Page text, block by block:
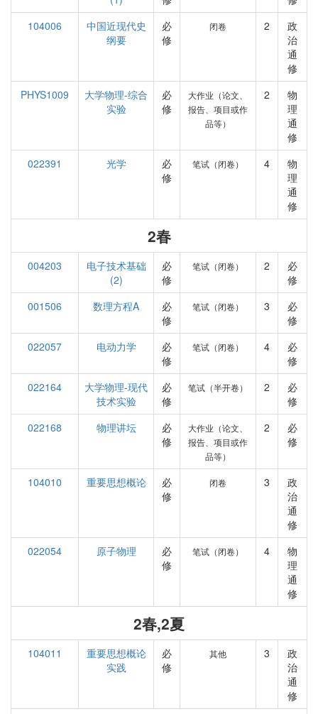
104006
中国近现代史
纲要
必
修
闭卷 2
政
治
通
修
PHYS1009
大学物理-综合
实验
必
修
大作业（论文、
报告、项目或作
品等）
2
物
理
通
修
022391
光学
必
修
笔试（闭卷） 4
物
理
通
修
2春
004203
电子技术基础
(2)
必
修
笔试（闭卷） 2
必
修
001506
数理方程A
必
修
笔试（闭卷） 3
必
修
022057
电动力学
必
修
笔试（闭卷） 4
必
修
022164
大学物理-现代
技术实验
必
修
笔试（半开卷） 2
必
修
022168
物理讲坛
必
修
大作业（论文、
报告、项目或作
品等）
2
必
修
104010 重要思想概论
必
修
闭卷 3
政
治
通
修
022054
原子物理
必
修
笔试（闭卷） 4
物
理
通
修
2春,2夏
104011
重要思想概论
实践
必
修
其他 3
政
治
通
修